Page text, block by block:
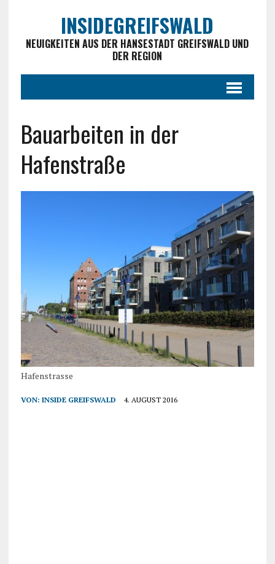
INSIDEGREIFSWALD
NEUIGKEITEN AUS DER HANSESTADT GREIFSWALD UND
DER REGION
Bauarbeiten in der
Hafenstraße
Hafenstrasse
VON: INSIDE GREIFSWALD 4. AUGUST 2016